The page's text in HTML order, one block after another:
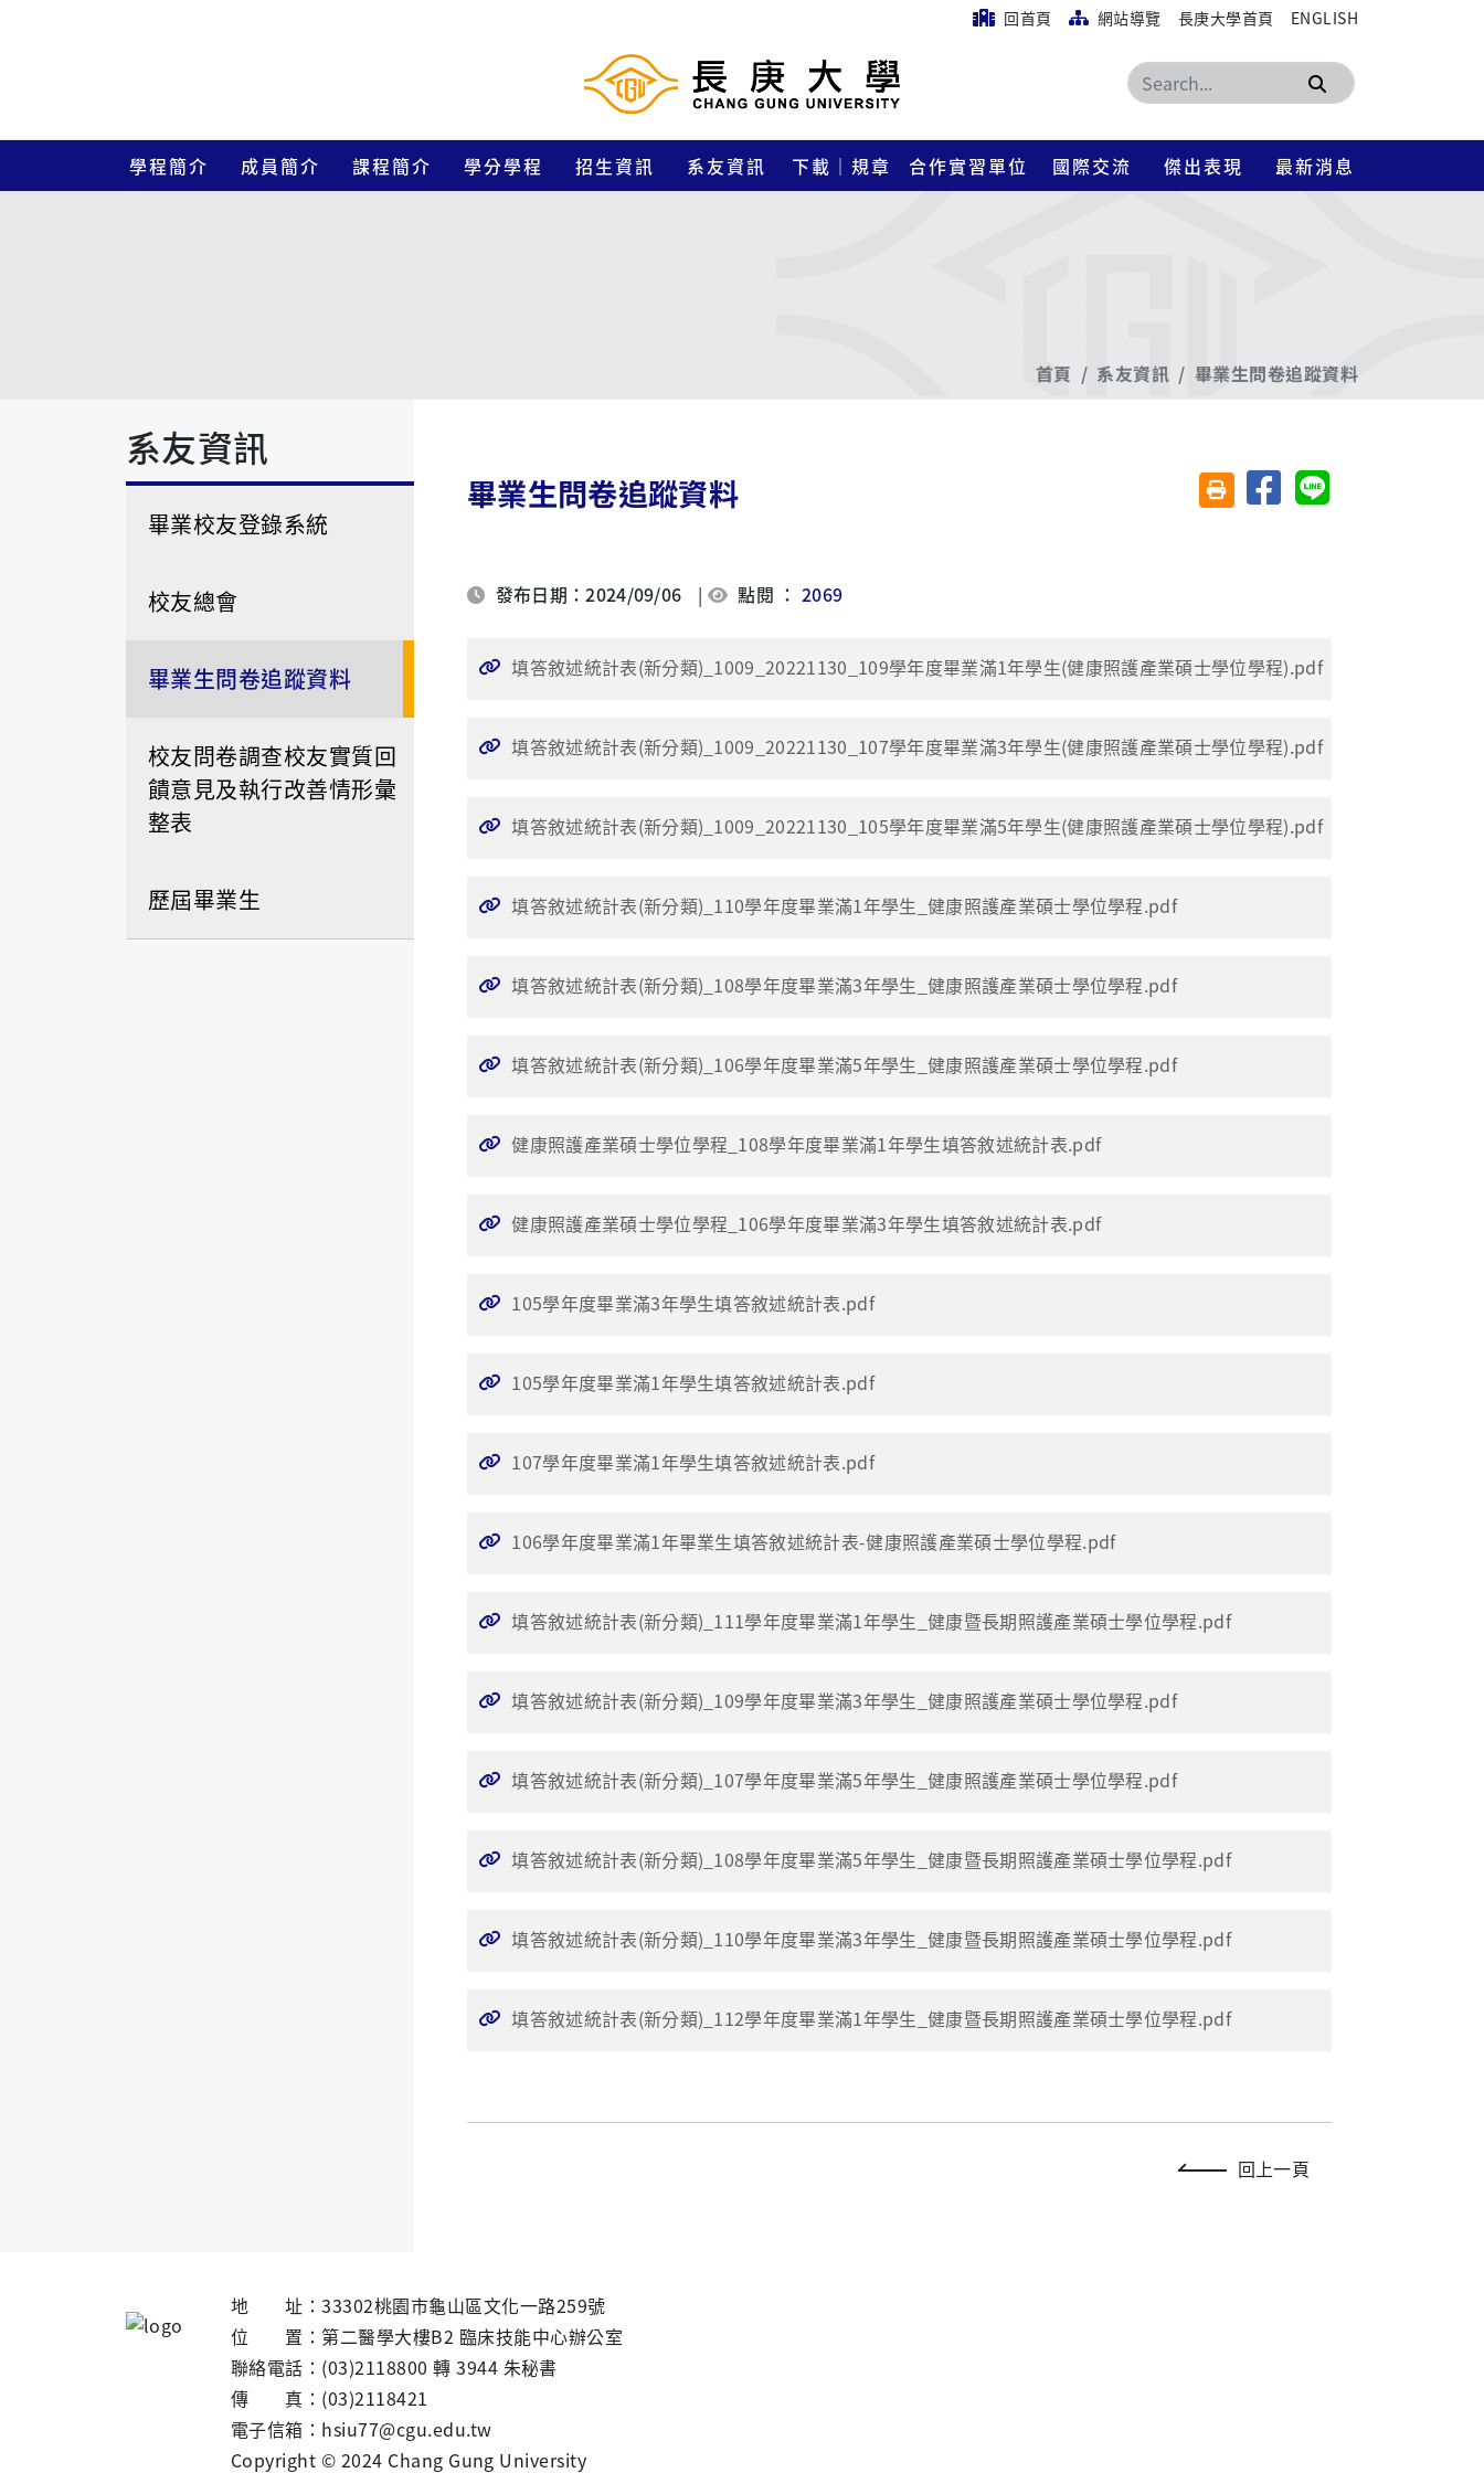
回首頁 網站導覽 長庚大學首頁 ENGLISH
搜尋
學程簡介 成員簡介 課程簡介 學分學程 招生資訊 系友資訊 下載｜規章 合作實習單位 國際交流 傑出表現 最新消息
首頁 系友資訊 畢業生問卷追蹤資料
系友資訊
畢業校友登錄系統
校友總會
畢業生問卷追蹤資料
校友問卷調查校友實質回
饋意見及執行改善情形彙
整表
歷屆畢業生
畢業生問卷追蹤資料 友善列印(另開視窗)
分享至臉書分享至 Line
發布日期：2024/09/06 | 點閱 ：2069
填答敘述統計表(新分類)_1009_20221130_109學年度畢業滿1年學生(健康照護產業碩士學位學程).pdf
填答敘述統計表(新分類)_1009_20221130_107學年度畢業滿3年學生(健康照護產業碩士學位學程).pdf
填答敘述統計表(新分類)_1009_20221130_105學年度畢業滿5年學生(健康照護產業碩士學位學程).pdf
填答敘述統計表(新分類)_110學年度畢業滿1年學生_健康照護產業碩士學位學程.pdf
填答敘述統計表(新分類)_108學年度畢業滿3年學生_健康照護產業碩士學位學程.pdf
填答敘述統計表(新分類)_106學年度畢業滿5年學生_健康照護產業碩士學位學程.pdf
健康照護產業碩士學位學程_108學年度畢業滿1年學生填答敘述統計表.pdf
健康照護產業碩士學位學程_106學年度畢業滿3年學生填答敘述統計表.pdf
105學年度畢業滿3年學生填答敘述統計表.pdf
105學年度畢業滿1年學生填答敘述統計表.pdf
107學年度畢業滿1年學生填答敘述統計表.pdf
106學年度畢業滿1年畢業生填答敘述統計表-健康照護產業碩士學位學程.pdf
填答敘述統計表(新分類)_111學年度畢業滿1年學生_健康暨長期照護產業碩士學位學程.pdf
填答敘述統計表(新分類)_109學年度畢業滿3年學生_健康照護產業碩士學位學程.pdf
填答敘述統計表(新分類)_107學年度畢業滿5年學生_健康照護產業碩士學位學程.pdf
填答敘述統計表(新分類)_108學年度畢業滿5年學生_健康暨長期照護產業碩士學位學程.pdf
填答敘述統計表(新分類)_110學年度畢業滿3年學生_健康暨長期照護產業碩士學位學程.pdf
填答敘述統計表(新分類)_112學年度畢業滿1年學生_健康暨長期照護產業碩士學位學程.pdf
回上一頁
地 址：33302桃園市龜山區文化一路259號
位 置：第二醫學大樓B2 臨床技能中心辦公室
聯絡電話：(03)2118800 轉 3944 朱秘書
傳 真：(03)2118421
電子信箱：hsiu77@cgu.edu.tw
Copyright © 2024 Chang Gung University